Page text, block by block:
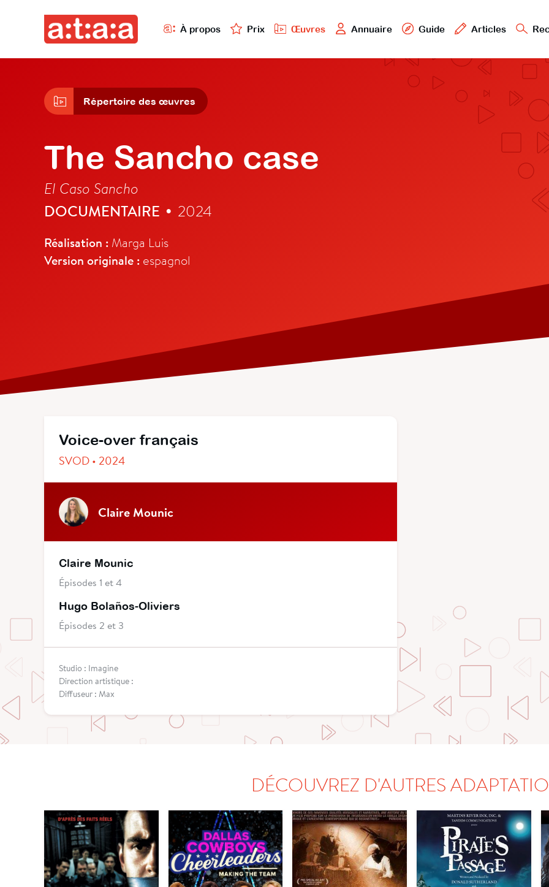
À propos Prix Œuvres Annuaire Guide Articles
Répertoire des œuvres
The Sancho case
El Caso Sancho
DOCUMENTAIRE • 2024
Réalisation : Marga Luis
Version originale : espagnol
Voice-over français
SVOD • 2024
Claire Mounic
Claire Mounic
Épisodes 1 et 4
Hugo Bolaños-Oliviers
Épisodes 2 et 3
Studio : Imagine
Direction artistique :
Diffuseur : Max
DÉCOUVREZ D'AUTRES